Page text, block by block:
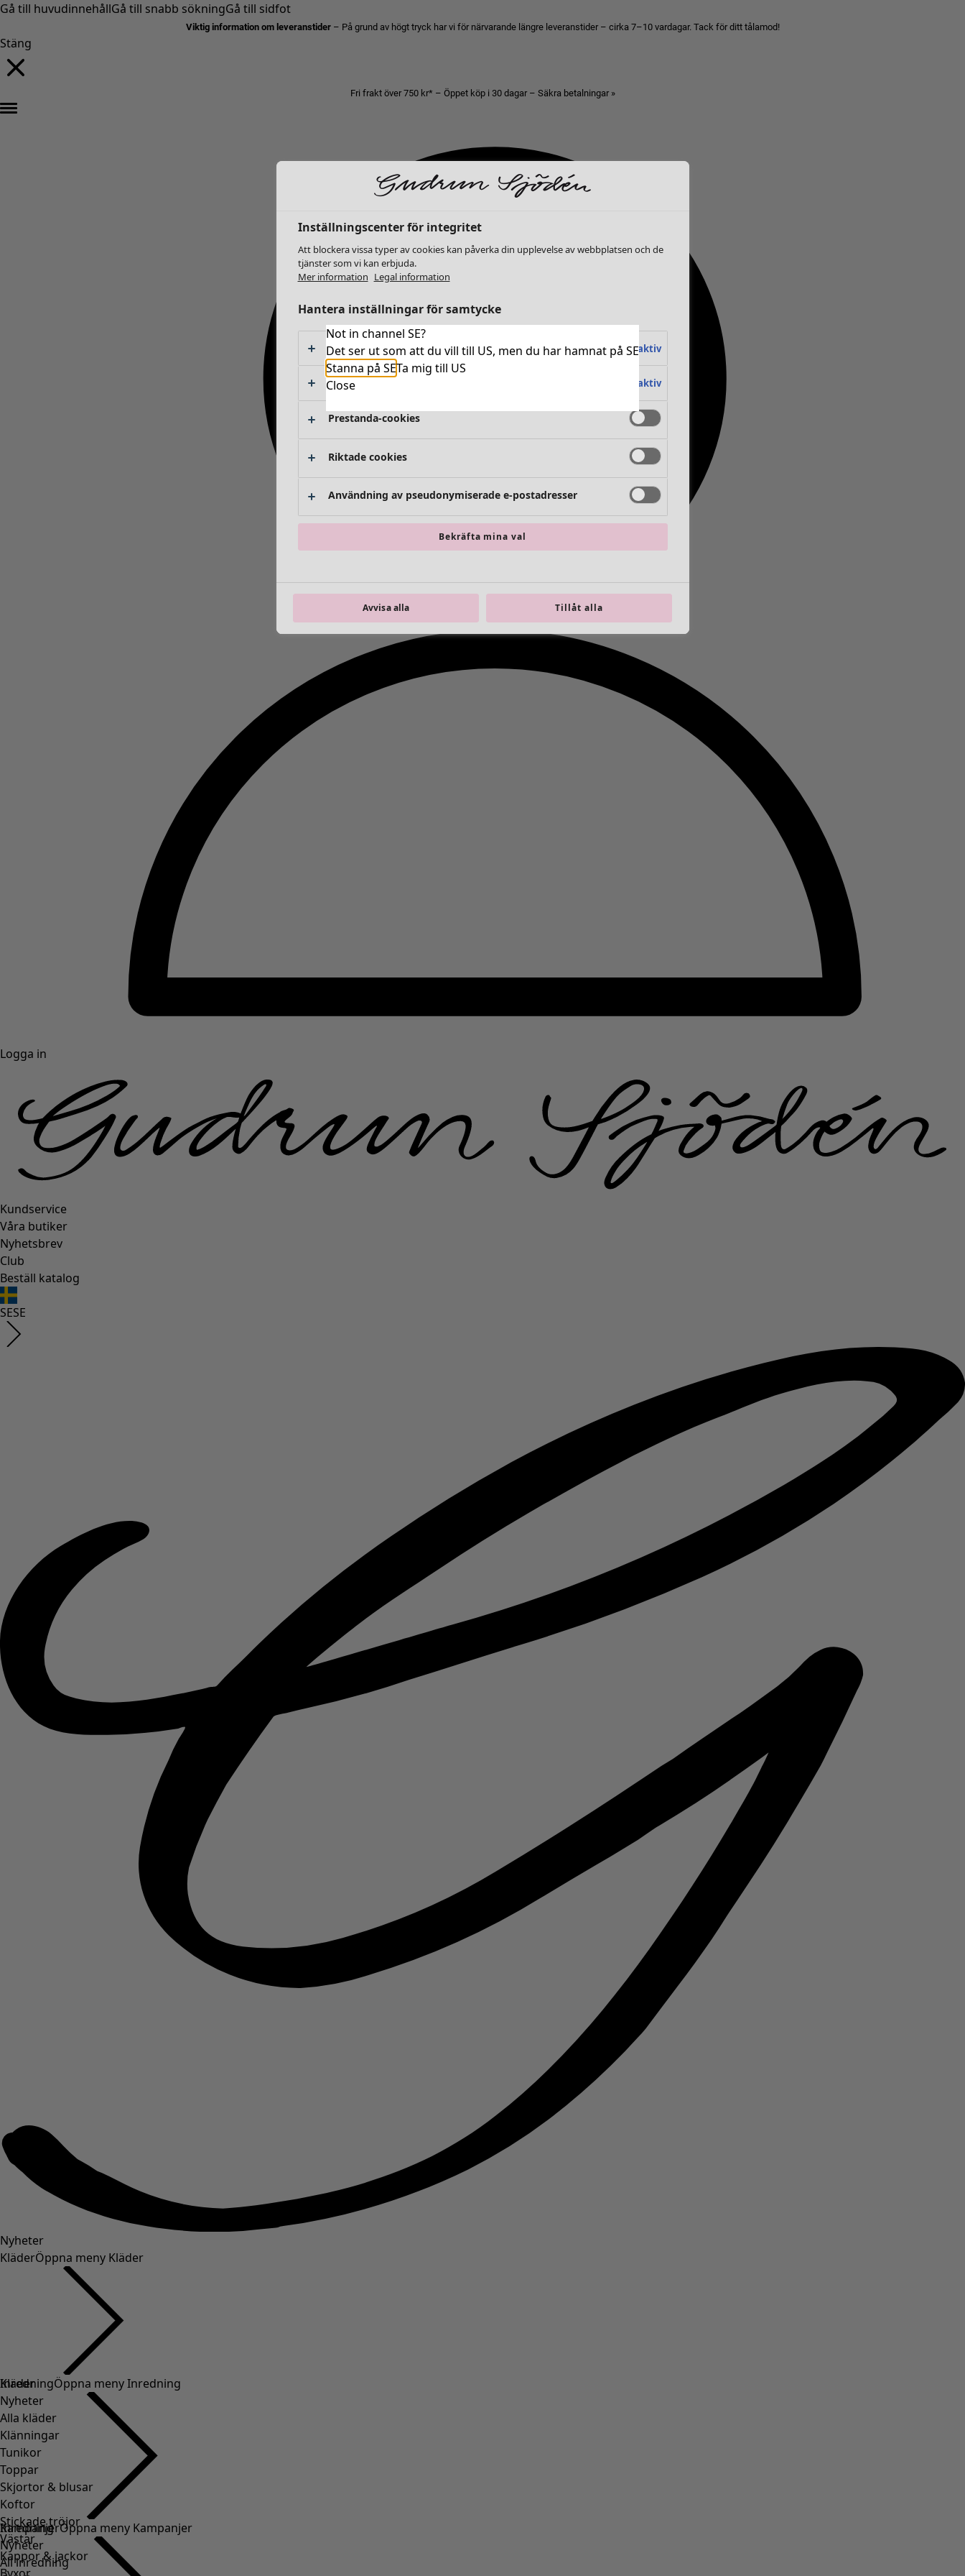
Gå till huvudinnehållGå till snabb sökningGå till sidfot
Viktig information om leveranstider – På grund av högt tryck har vi för närvarande längre leveranstider – cirka 7–10 vardagar. Tack för ditt tålamod!
Stäng
Fri frakt över 750 kr* – Öppet köp i 30 dagar – Säkra betalningar »
Logga in
Kundservice
Våra butiker
Nyhetsbrev
Club
Beställ katalog
SESE
Nyheter
KläderÖppna meny Kläder
Kläder
Nyheter
Alla kläder
Klänningar
Tunikor
Toppar
Skjortor & blusar
Koftor
Stickade tröjor
Västar
Kappor & jackor
InredningÖppna meny Inredning
Inredning
Nyheter
All inredning
KampanjerÖppna meny Kampanjer
Not in channel SE?
Det ser ut som att du vill till US, men du har hamnat på SE
Stanna på SETa mig till US
Close
Inställningscenter för integritet
Att blockera vissa typer av cookies kan påverka din upplevelse av webbplatsen och de
tjänster som vi kan erbjuda.
Mer information Legal information
Hantera inställningar för samtycke
Absolut nödvändiga cookies Alltid aktiv
Funktionella cookies Alltid aktiv
Prestanda-cookies
Riktade cookies
Användning av pseudonymiserade e-postadresser
Bekräfta mina val
Avvisa alla Tillåt alla